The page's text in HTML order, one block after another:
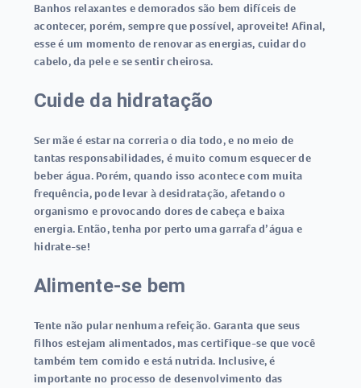
Banhos relaxantes e demorados são bem difíceis de
acontecer, porém, sempre que possível, aproveite! Afinal,
esse é um momento de renovar as energias, cuidar do
cabelo, da pele e se sentir cheirosa.
Cuide da hidratação
Ser mãe é estar na correria o dia todo, e no meio de
tantas responsabilidades, é muito comum esquecer de
beber água. Porém, quando isso acontece com muita
frequência, pode levar à desidratação, afetando o
organismo e provocando dores de cabeça e baixa
energia. Então, tenha por perto uma garrafa d’água e
hidrate-se!
Alimente-se bem
Tente não pular nenhuma refeição. Garanta que seus
filhos estejam alimentados, mas certifique-se que você
também tem comido e está nutrida. Inclusive, é
importante no processo de desenvolvimento das